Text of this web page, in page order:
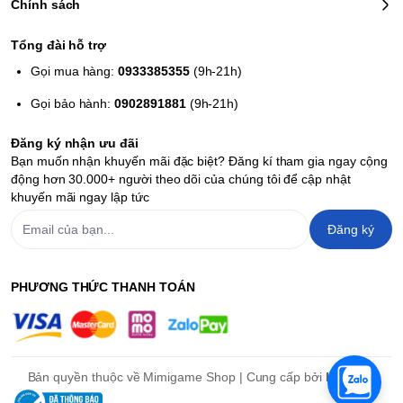
Chính sách
Tổng đài hỗ trợ
Gọi mua hàng:0933385355(9h-21h)
Gọi bảo hành:0902891881(9h-21h)
Đăng ký nhận ưu đãi
Bạn muốn nhận khuyến mãi đặc biệt? Đăng kí tham gia ngay cộng
động hơn 30.000+ người theo dõi của chúng tôi để cập nhật
khuyến mãi ngay lập tức
Đăng ký
PHƯƠNG THỨC THANH TOÁN
Bản quyền thuộc về Mimigame Shop | Cung cấp bởi Haravan